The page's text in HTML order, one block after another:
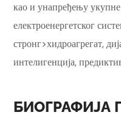
као и унапређењу
електроенергетског
стронг>хидроагрегат,
интелигенција,
БИОГРАФИЈА